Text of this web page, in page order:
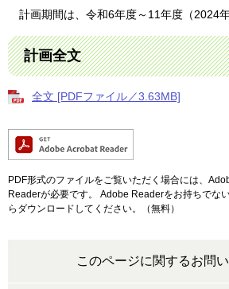
計画期間は、令和6年度～11年度（2024
計画全文
全文 [PDFファイル／3.63MB]
PDF形式のファイルをご覧いただく場合には、
Readerが必要です。
Adobe Readerをお持ちでな
らダウンロードしてください。（無料）
このページに関するお問